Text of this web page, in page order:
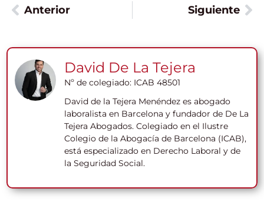
Anterior Siguiente
David De La Tejera
Nº de colegiado: ICAB 48501
David de la Tejera Menéndez es abogado
laboralista en Barcelona y fundador de De La
Tejera Abogados. Colegiado en el Ilustre
Colegio de la Abogacía de Barcelona (ICAB),
está especializado en Derecho Laboral y de
la Seguridad Social.